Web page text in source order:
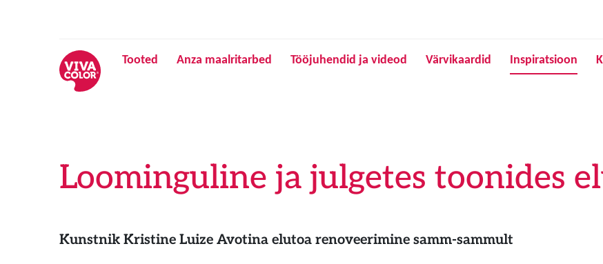
Tooted Anza maalritarbed Tööjuhendid ja videod Värvikaardid Inspiratsioon
Loominguline ja julgetes toonides
Kunstnik Kristine Luize Avotina elutoa renoveerimine samm-sammult